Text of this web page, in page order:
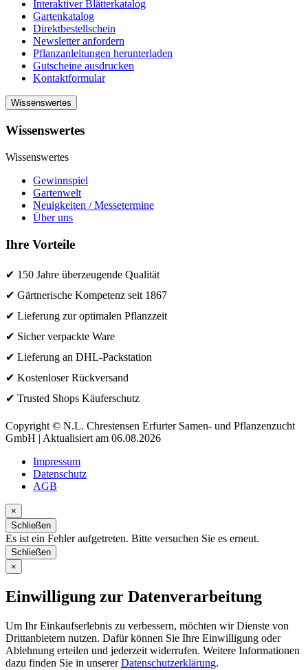
Interaktiver Blätterkatalog
Gartenkatalog
Direktbestellschein
Newsletter anfordern
Pflanzanleitungen herunterladen
Gutscheine ausdrucken
Kontaktformular
Wissenswertes
Wissenswertes
Wissenswertes
Gewinnspiel
Gartenwelt
Neuigkeiten / Messetermine
Über uns
Ihre Vorteile
✔ 150 Jahre überzeugende Qualität
✔ Gärtnerische Kompetenz seit 1867
✔ Lieferung zur optimalen Pflanzzeit
✔ Sicher verpackte Ware
✔ Lieferung an DHL-Packstation
✔ Kostenloser Rückversand
✔ Trusted Shops Käuferschutz
Copyright © N.L. Chrestensen Erfurter Samen- und Pflanzenzucht
GmbH | Aktualisiert am 06.08.2026
Impressum
Datenschutz
AGB
×
Schließen
Es ist ein Fehler aufgetreten. Bitte versuchen Sie es erneut.
Schließen
×
Einwilligung zur Datenverarbeitung
Um Ihr Einkaufserlebnis zu verbessern, möchten wir Dienste von
Drittanbietern nutzen. Dafür können Sie Ihre Einwilligung oder
Ablehnung erteilen und jederzeit widerrufen. Weitere Informationen
dazu finden Sie in unsererDatenschutzerklärung.